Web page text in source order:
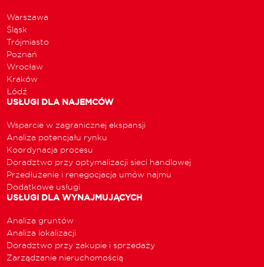
Warszawa
Śląsk
Trójmiasto
Poznań
Wrocław
Kraków
Łódź
USŁUGI DLA NAJEMCÓW
Wsparcie w zagranicznej ekspansji
Analiza potencjału rynku
Koordynacja procesu
Doradztwo przy optymalizacji sieci handlowej
Przedłużenie i renegocjacja umów najmu
Dodatkowe usługi
USŁUGI DLA WYNAJMUJĄCYCH
Analiza gruntów
Analiza lokalizacji
Doradztwo przy zakupie i sprzedaży
Zarządzanie nieruchomością